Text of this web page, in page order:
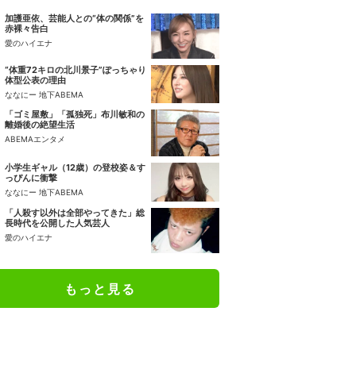
加護亜依、芸能人との“体の関係”を
赤裸々告白
愛のハイエナ
“体重72キロの北川景子”ぽっちゃり
体型公表の理由
ななにー 地下ABEMA
「ゴミ屋敷」「孤独死」布川敏和の
離婚後の絶望生活
ABEMAエンタメ
小学生ギャル（12歳）の登校姿＆す
っぴんに衝撃
ななにー 地下ABEMA
「人殺す以外は全部やってきた」総
長時代を公開した人気芸人
愛のハイエナ
もっと見る